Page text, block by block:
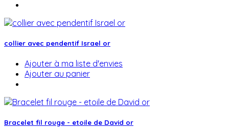
collier avec pendentif Israel or
Ajouter à ma liste d'envies
Ajouter au panier
Bracelet fil rouge - etoile de David or